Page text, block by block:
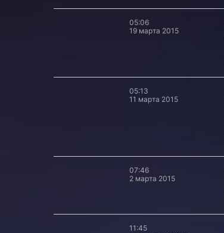
05:06
19 марта 2015
05:13
11 марта 2015
07:46
2 марта 2015
11:45